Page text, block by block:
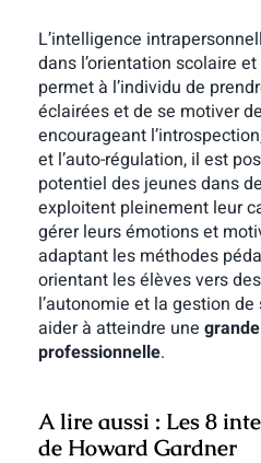
L’intelligence
dans l’orientation scolaire
permet à l’individu de
éclairées et de se motiver
encourageant
et l’auto-régulation, il est
potentiel des jeunes dans
exploitent pleinement leur
gérer leurs émotions et
adaptant les méthodes
orientant les élèves vers
l’autonomie et la gestion
aider à atteindre une
professionnelle.
A lire aussi : Les 8
de Howard Gardner